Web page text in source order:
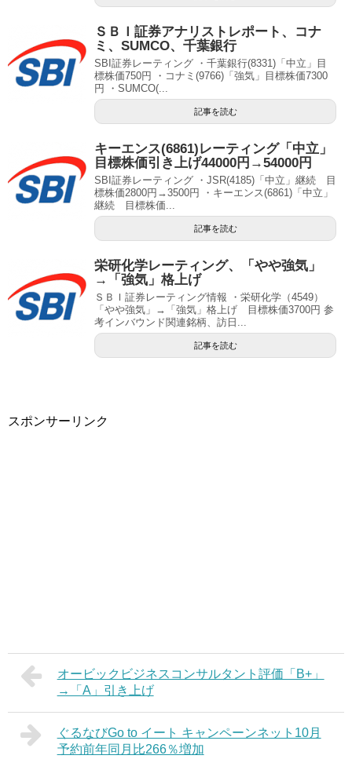
ＳＢＩ証券アナリストレポート、コナ
ミ、SUMCO、千葉銀行
SBI証券レーティング ・千葉銀行(8331)「中立」目
標株価750円 ・コナミ(9766)「強気」目標株価7300
円 ・SUMCO(...
記事を読む
キーエンス(6861)レーティング「中立」
目標株価引き上げ44000円→54000円
SBI証券レーティング ・JSR(4185)「中立」継続 目
標株価2800円→3500円 ・キーエンス(6861)「中立」
継続 目標株価...
記事を読む
栄研化学レーティング、「やや強気」
→「強気」格上げ
ＳＢＩ証券レーティング情報 ・栄研化学（4549）
「やや強気」→「強気」格上げ 目標株価3700円 参
考インバウンド関連銘柄、訪日...
記事を読む
スポンサーリンク
オービックビジネスコンサルタント評価「B+」
→「A」引き上げ
ぐるなびGo to イート キャンペーンネット10月
予約前年同月比266％増加